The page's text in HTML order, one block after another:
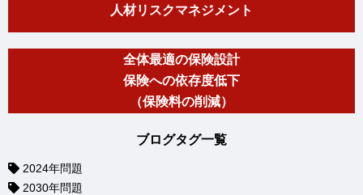
人材リスクマネジメント
全体最適の保険設計
保険への依存度低下
（保険料の削減）
ブログタグ一覧
2024年問題
2030年問題